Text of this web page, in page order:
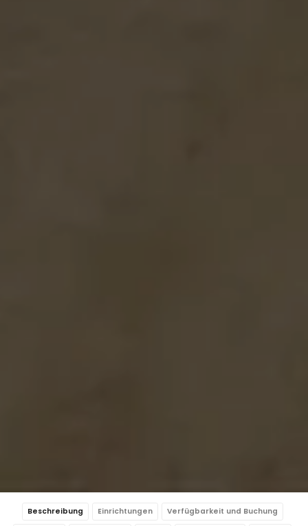
Beschreibung Einrichtungen Verfügbarkeit und Buchung